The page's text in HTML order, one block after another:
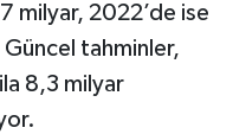
milyar, 2022’de ise
tahminler,
8,3 milyar